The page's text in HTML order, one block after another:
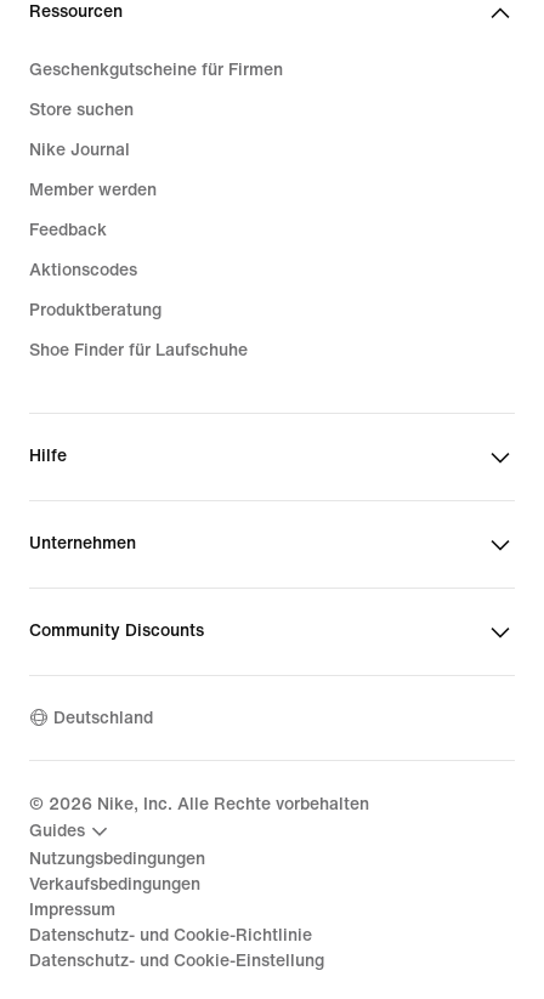
Ressourcen
Geschenkgutscheine für Firmen
Store suchen
Nike Journal
Member werden
Feedback
Aktionscodes
Produktberatung
Shoe Finder für Laufschuhe
Hilfe
Unternehmen
Community Discounts
Deutschland
© 2026 Nike, Inc. Alle Rechte vorbehalten
Guides
Nutzungsbedingungen
Verkaufsbedingungen
Impressum
Datenschutz- und Cookie-Richtlinie
Datenschutz- und Cookie-Einstellung